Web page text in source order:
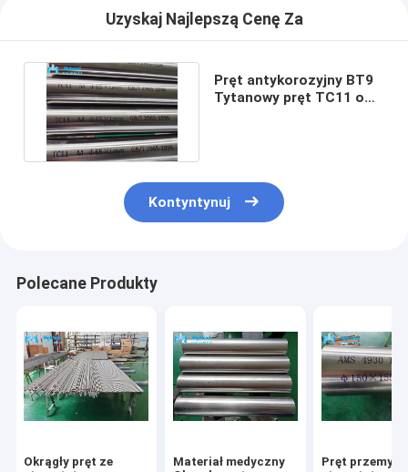
Uzyskaj Najlepszą Cenę Za
Pręt antykorozyjny BT9
Tytanowy pręt TC11 o
Kontyntynuj
Polecane Produkty
Okrągły pręt ze
Materiał medyczny
Pręt